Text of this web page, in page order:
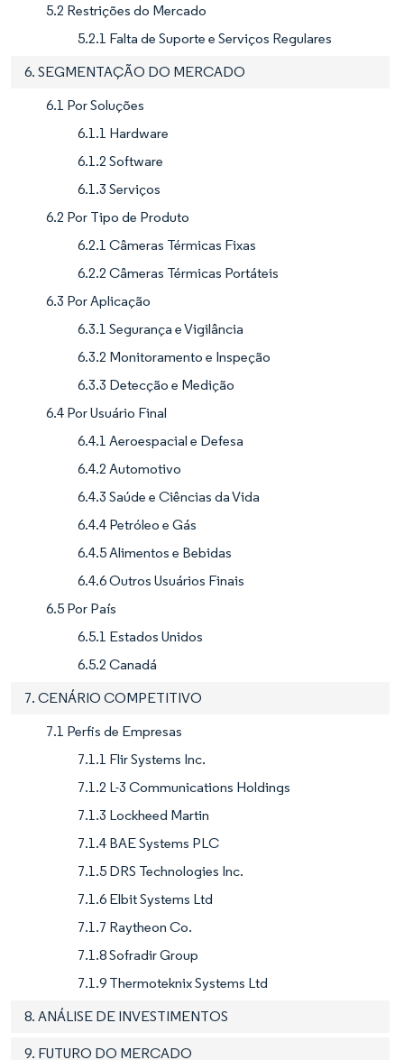
5.2 Restrições do Mercado
5.2.1 Falta de Suporte e Serviços Regulares
6. SEGMENTAÇÃO DO MERCADO
6.1 Por Soluções
6.1.1 Hardware
6.1.2 Software
6.1.3 Serviços
6.2 Por Tipo de Produto
6.2.1 Câmeras Térmicas Fixas
6.2.2 Câmeras Térmicas Portáteis
6.3 Por Aplicação
6.3.1 Segurança e Vigilância
6.3.2 Monitoramento e Inspeção
6.3.3 Detecção e Medição
6.4 Por Usuário Final
6.4.1 Aeroespacial e Defesa
6.4.2 Automotivo
6.4.3 Saúde e Ciências da Vida
6.4.4 Petróleo e Gás
6.4.5 Alimentos e Bebidas
6.4.6 Outros Usuários Finais
6.5 Por País
6.5.1 Estados Unidos
6.5.2 Canadá
7. CENÁRIO COMPETITIVO
7.1 Perfis de Empresas
7.1.1 Flir Systems Inc.
7.1.2 L-3 Communications Holdings
7.1.3 Lockheed Martin
7.1.4 BAE Systems PLC
7.1.5 DRS Technologies Inc.
7.1.6 Elbit Systems Ltd
7.1.7 Raytheon Co.
7.1.8 Sofradir Group
7.1.9 Thermoteknix Systems Ltd
8. ANÁLISE DE INVESTIMENTOS
9. FUTURO DO MERCADO